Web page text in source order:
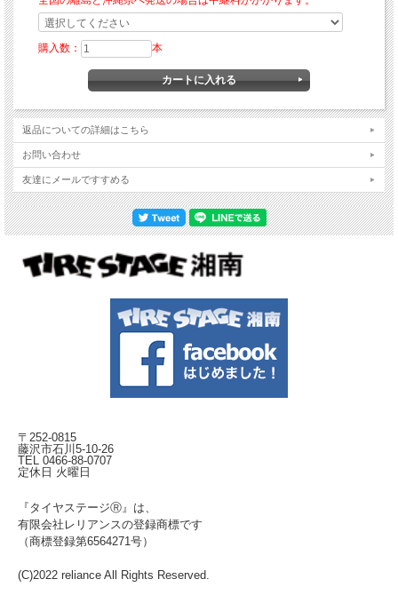
購入数： 本
返品についての詳細はこちら
お問い合わせ
友達にメールですすめる
〒252-0815
藤沢市石川5-10-26
TEL 0466-88-0707
定休日 火曜日
『タイヤステージⓇ』は、
有限会社レリアンスの登録商標です
（商標登録第6564271号）
(C)2022 reliance All Rights Reserved.